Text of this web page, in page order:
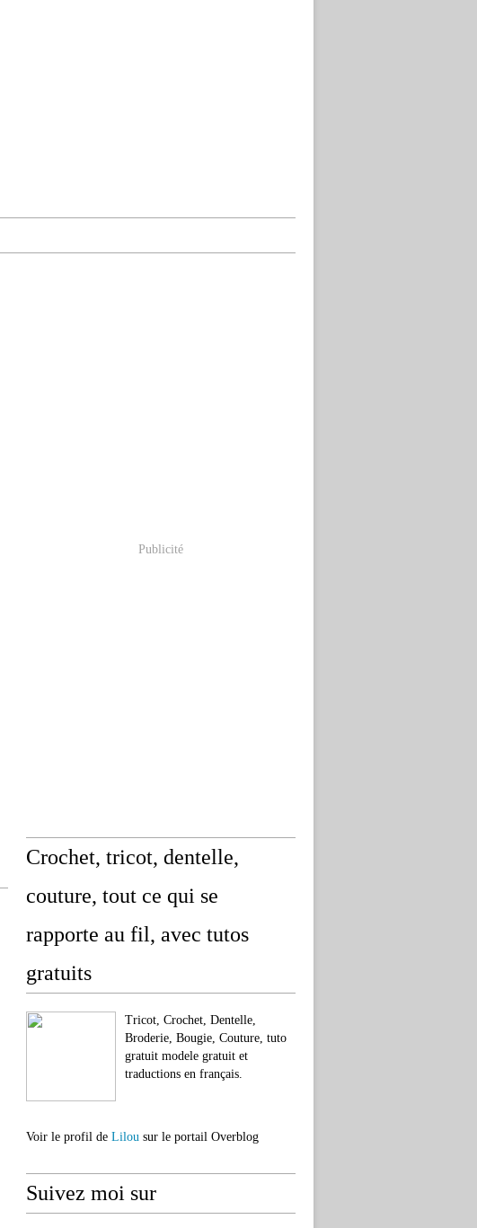
Publicité
Crochet, tricot, dentelle,
couture, tout ce qui se
rapporte au fil, avec tutos
gratuits
Tricot, Crochet, Dentelle,
Broderie, Bougie, Couture, tuto
gratuit modele gratuit et
traductions en français.
Voir le profil de Lilou sur le portail Overblog
Suivez moi sur